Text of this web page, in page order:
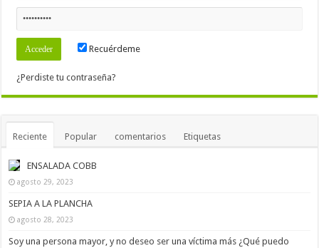
Recuérdeme
¿Perdiste tu contraseña?
Reciente Popular comentarios Etiquetas
ENSALADA COBB
agosto 29, 2023
SEPIA A LA PLANCHA
agosto 28, 2023
Soy una persona mayor, y no deseo ser una víctima más ¿Qué puedo